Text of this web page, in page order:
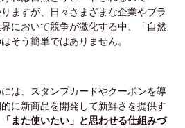
ますが、日々さまざまな企業やブラ
において競争が激化する中、「自然
そう簡単ではありません。
は、スタンプカードやクーポンを導
に新商品を開発して新鮮さを提供す
「また使いたい」と思わせる仕組みづ